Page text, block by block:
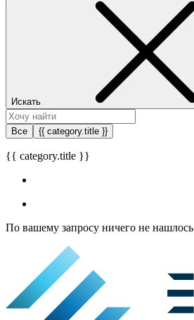
Искать
Все {{ category.title }}
{{ category.title }}
По вашему запросу ничего не нашлось